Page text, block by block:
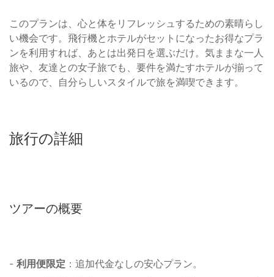
このプランは、心と体をリフレッシュするための素晴らし
い機会です。飛行機とホテルがセットになったお得なプラ
ンを利用すれば、あとは出発日を選ぶだけ。気ままな一人
旅や、友達との女子旅でも、要件を満たすホテルが揃って
いるので、自分らしいスタイルで旅を満喫できます。
旅行の詳細
ツアーの概要
- 利用便限定 ：追加代金なしの安心プラン。